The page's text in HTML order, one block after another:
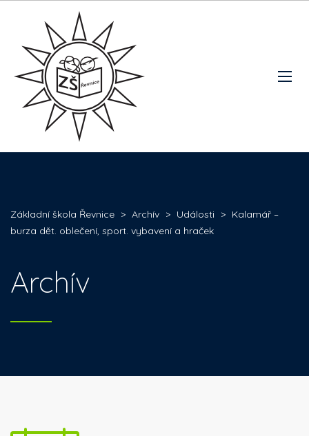
Základní škola Řevnice > Archív > Události > Kalamář –
burza dět. oblečení, sport. vybavení a hraček
Archív